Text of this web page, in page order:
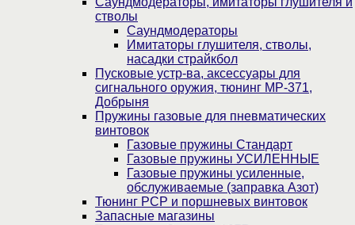
стволы
Саундмодераторы
Имитаторы глушителя, стволы,
насадки страйкбол
Пусковые устр-ва, аксессуары для
сигнального оружия, тюнинг МР-371,
Добрыня
Пружины газовые для пневматических
винтовок
Газовые пружины Стандарт
Газовые пружины УСИЛЕННЫЕ
Газовые пружины усиленные,
обслуживаемые (заправка Азот)
Тюнинг PCP и поршневых винтовок
Запасные магазины